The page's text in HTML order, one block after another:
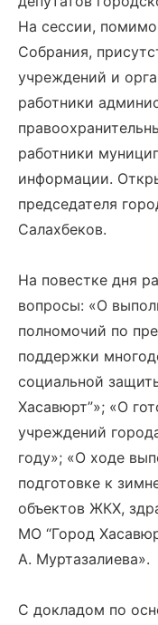
На сессии, помимо
Собрания,
учреждений и
работники
работники
информации.
председателя
Салахбеков.
На повестке дня
вопросы: «О
полномочий по
поддержки
социальной
Хасавюрт”»; «О
учреждений
году»; «О ходе
подготовке к
объектов ЖКХ,
МО “Город
А. Муртазалиева».
С докладом по